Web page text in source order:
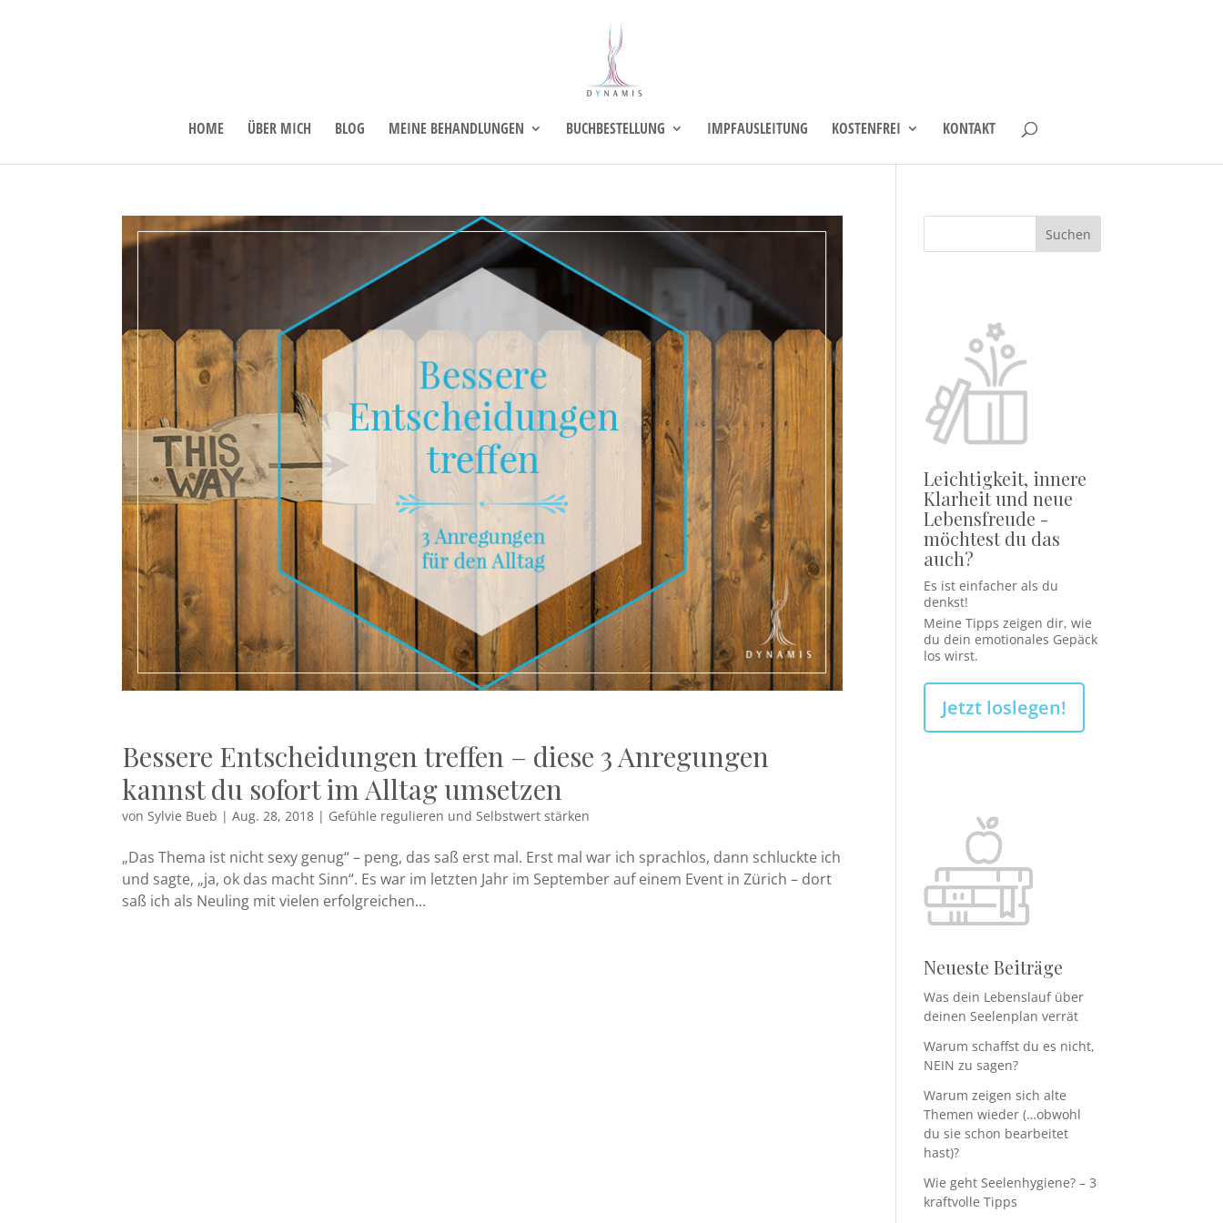
HOME ÜBER MICH BLOG MEINE BEHANDLUNGEN BUCHBESTELLUNG IMPFAUSLEITUNG KOSTENFREI KONTAKT
Bessere Entscheidungen treffen – diese 3 Anregungen
kannst du sofort im Alltag umsetzen
von Sylvie Bueb |Aug. 28, 2018 | Gefühle regulieren und Selbstwert stärken
„Das Thema ist nicht sexy genug“ – peng, das saß erst mal. Erst mal war ich sprachlos, dann schluckte ich
und sagte, „ja, ok das macht Sinn“. Es war im letzten Jahr im September auf einem Event in Zürich – dort
saß ich als Neuling mit vielen erfolgreichen...
Leichtigkeit, innere
Klarheit und neue
Lebensfreude -
möchtest du das
auch?
Es ist einfacher als du
denkst!
Meine Tipps zeigen dir, wie
du dein emotionales Gepäck
los wirst.
Jetzt loslegen!
Neueste Beiträge
Was dein Lebenslauf über
deinen Seelenplan verrät
Warum schaffst du es nicht,
NEIN zu sagen?
Warum zeigen sich alte
Themen wieder (…obwohl
du sie schon bearbeitet
hast)?
Wie geht Seelenhygiene? – 3
kraftvolle Tipps